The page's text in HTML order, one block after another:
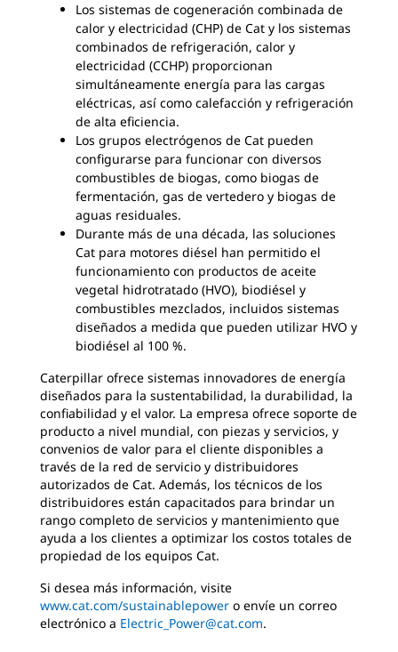
Los sistemas de cogeneración combinada de
calor y electricidad (CHP) de Cat y los sistemas
combinados de refrigeración, calor y
electricidad (CCHP) proporcionan
simultáneamente energía para las cargas
eléctricas, así como calefacción y refrigeración
de alta eficiencia.
Los grupos electrógenos de Cat pueden
configurarse para funcionar con diversos
combustibles de biogas, como biogas de
fermentación, gas de vertedero y biogas de
aguas residuales.
Durante más de una década, las soluciones
Cat para motores diésel han permitido el
funcionamiento con productos de aceite
vegetal hidrotratado (HVO), biodiésel y
combustibles mezclados, incluidos sistemas
diseñados a medida que pueden utilizar HVO y
biodiésel al 100 %.
Caterpillar ofrece sistemas innovadores de energía
diseñados para la sustentabilidad, la durabilidad, la
confiabilidad y el valor. La empresa ofrece soporte de
producto a nivel mundial, con piezas y servicios, y
convenios de valor para el cliente disponibles a
través de la red de servicio y distribuidores
autorizados de Cat. Además, los técnicos de los
distribuidores están capacitados para brindar un
rango completo de servicios y mantenimiento que
ayuda a los clientes a optimizar los costos totales de
propiedad de los equipos Cat.
Si desea más información, visite
www.cat.com/sustainablepower o envíe un correo
electrónico a Electric_Power@cat.com.